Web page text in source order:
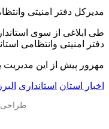
مدیرکل دفتر امنیتی
طی ابلاغی از سوی
دفتر امنیتی وانتظامی
مهرور پیش از این مدیریت
اخبار استان استانداری البرز